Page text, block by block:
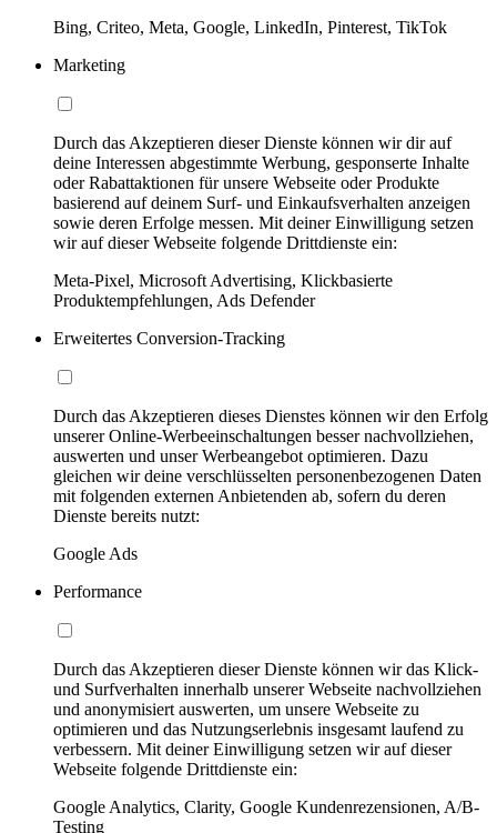
Bing, Criteo, Meta, Google, LinkedIn, Pinterest, TikTok
Marketing
Durch das Akzeptieren dieser Dienste können wir dir auf
deine Interessen abgestimmte Werbung, gesponserte Inhalte
oder Rabattaktionen für unsere Webseite oder Produkte
basierend auf deinem Surf- und Einkaufsverhalten anzeigen
sowie deren Erfolge messen. Mit deiner Einwilligung setzen
wir auf dieser Webseite folgende Drittdienste ein:
Meta-Pixel, Microsoft Advertising, Klickbasierte
Produktempfehlungen, Ads Defender
Erweitertes Conversion-Tracking
Durch das Akzeptieren dieses Dienstes können wir den Erfolg
unserer Online-Werbeeinschaltungen besser nachvollziehen,
auswerten und unser Werbeangebot optimieren. Dazu
gleichen wir deine verschlüsselten personenbezogenen Daten
mit folgenden externen Anbietenden ab, sofern du deren
Dienste bereits nutzt:
Google Ads
Performance
Durch das Akzeptieren dieser Dienste können wir das Klick-
und Surfverhalten innerhalb unserer Webseite nachvollziehen
und anonymisiert auswerten, um unsere Webseite zu
optimieren und das Nutzungserlebnis insgesamt laufend zu
verbessern. Mit deiner Einwilligung setzen wir auf dieser
Webseite folgende Drittdienste ein:
Google Analytics, Clarity, Google Kundenrezensionen, A/B-
Testing